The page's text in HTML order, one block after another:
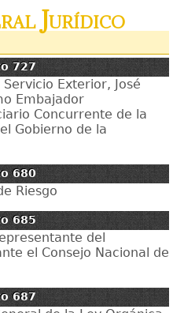
Jurídico
727
Exterior, José
Embajador
Concurrente de la
Gobierno de la
680
Riesgo
685
del
el Consejo Nacional de
687